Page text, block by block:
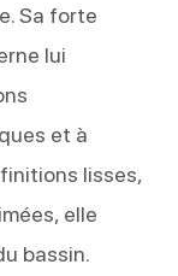
Sa forte
lui
et à
lisses,
elle
bassin.